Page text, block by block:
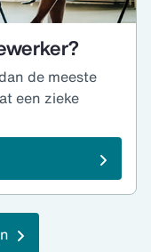
de meeste
een zieke